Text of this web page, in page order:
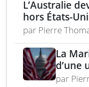
L’Australie
hors États-
AIM-260 JATM
par Pierre
La
d’une
par